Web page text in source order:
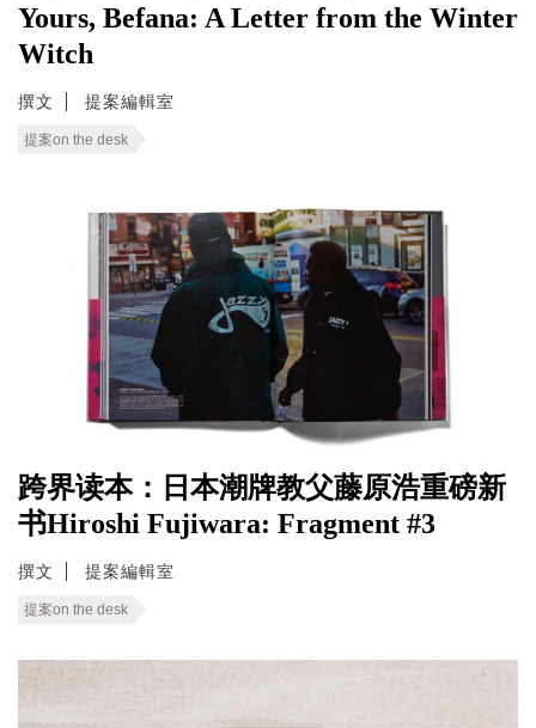
Yours, Befana: A Letter from the Winter
Witch
撰文 提案編輯室
提案on the desk
跨界读本：日本潮牌教父藤原浩重磅新
书Hiroshi Fujiwara: Fragment #3
撰文 提案編輯室
提案on the desk